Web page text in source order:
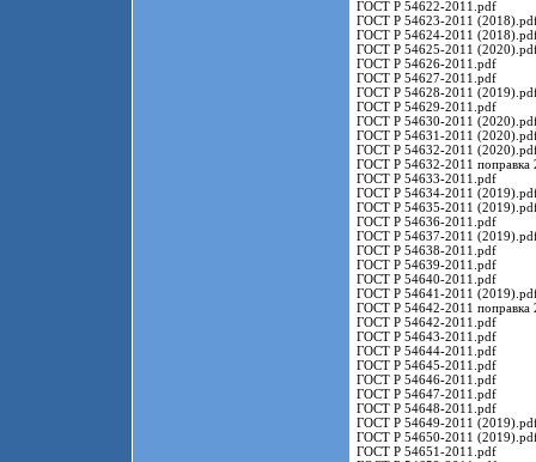
ГОСТ Р 54622-2011.pdf
ГОСТ Р 54623-2011
ГОСТ Р 54624-2011
ГОСТ Р 54625-2011
ГОСТ Р 54626-2011.pdf
ГОСТ Р 54627-2011.pdf
ГОСТ Р 54628-2011
ГОСТ Р 54629-2011.pdf
ГОСТ Р 54630-2011
ГОСТ Р 54631-2011
ГОСТ Р 54632-2011
ГОСТ Р 54632-2011 поправка
ГОСТ Р 54633-2011.pdf
ГОСТ Р 54634-2011
ГОСТ Р 54635-2011
ГОСТ Р 54636-2011.pdf
ГОСТ Р 54637-2011
ГОСТ Р 54638-2011.pdf
ГОСТ Р 54639-2011.pdf
ГОСТ Р 54640-2011.pdf
ГОСТ Р 54641-2011
ГОСТ Р 54642-2011 поправка
ГОСТ Р 54642-2011.pdf
ГОСТ Р 54643-2011.pdf
ГОСТ Р 54644-2011.pdf
ГОСТ Р 54645-2011.pdf
ГОСТ Р 54646-2011.pdf
ГОСТ Р 54647-2011.pdf
ГОСТ Р 54648-2011.pdf
ГОСТ Р 54649-2011
ГОСТ Р 54650-2011
ГОСТ Р 54651-2011.pdf